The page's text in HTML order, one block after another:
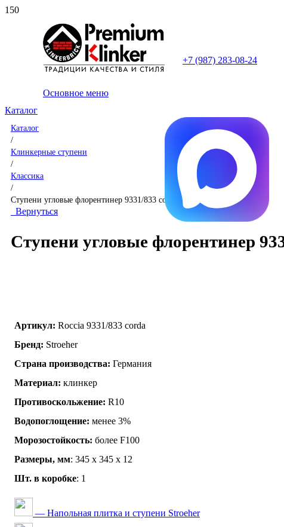
+7 (987) 283-08-24
Основное меню
Каталог
Каталог
/
Клинкерные ступени
/
Классика
/
Ступени угловые флорентинер 9331/833 corda
Вернуться
Ступени угловые флорентинер
Артикул: Roccia 9331/833 corda
Бренд: Stroeher
Страна производства: Германия
Материал: клинкер
Противоскольжение: R10
Водопоглощение: менее 3%
Морозостойкость: более F100
Размеры, мм: 345 х 345 х 12
Шт. в коробке: 1
— Напольная плитка и ступени Stroeher